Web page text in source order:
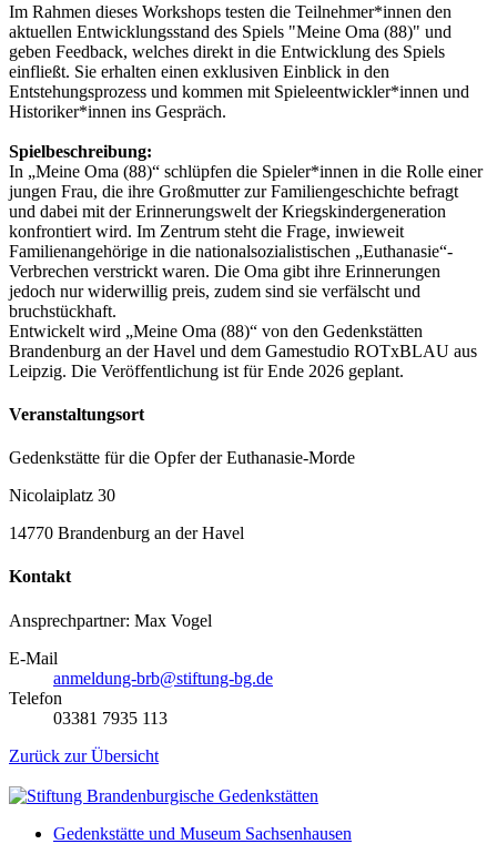
Im Rahmen dieses Workshops testen die Teilnehmer*innen den
aktuellen Entwicklungsstand des Spiels "Meine Oma (88)" und
geben Feedback, welches direkt in die Entwicklung des Spiels
einfließt. Sie erhalten einen exklusiven Einblick in den
Entstehungsprozess und kommen mit Spieleentwickler*innen und
Historiker*innen ins Gespräch.
Spielbeschreibung:
In „Meine Oma (88)“ schlüpfen die Spieler*innen in die Rolle einer
jungen Frau, die ihre Großmutter zur Familiengeschichte befragt
und dabei mit der Erinnerungswelt der Kriegskindergeneration
konfrontiert wird. Im Zentrum steht die Frage, inwieweit
Familienangehörige in die nationalsozialistischen „Euthanasie“-
Verbrechen verstrickt waren. Die Oma gibt ihre Erinnerungen
jedoch nur widerwillig preis, zudem sind sie verfälscht und
bruchstückhaft.
Entwickelt wird „Meine Oma (88)“ von den Gedenkstätten
Brandenburg an der Havel und dem Gamestudio ROTxBLAU aus
Leipzig. Die Veröffentlichung ist für Ende 2026 geplant.
Veranstaltungsort
Gedenkstätte für die Opfer der Euthanasie-Morde
Nicolaiplatz 30
14770 Brandenburg an der Havel
Kontakt
Ansprechpartner: Max Vogel
E-Mail
anmeldung-brb@stiftung-bg.de
Telefon
03381 7935 113
Zurück zur Übersicht
Gedenkstätte und Museum Sachsenhausen